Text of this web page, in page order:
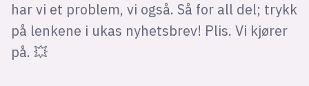
har vi et problem, vi også. Så for all del; trykk
på lenkene i ukas nyhetsbrev! Plis. Vi kjører
på. 💥